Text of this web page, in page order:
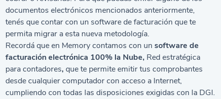
documentos electrónicos mencionados anteriormente,
tenés que contar con un software de facturación que te
permita migrar a esta nueva metodología.
Recordá que en Memory contamos con unsoftware de
facturación electrónica 100% la Nube, Red estratégica
para contadores, que te permite emitir tus comprobantes
desde cualquier computador con acceso a Internet,
cumpliendo con todas las disposiciones exigidas con la DGI.